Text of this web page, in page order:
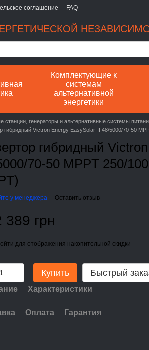
соглашение FAQ
Комплектующие к
системам
альтернативной
энергетики
станции, генераторы и альтернативные системы
гибридный Victron Energy EasySolar-II 48/5000/70-50
гибридный
70-50 MPPT 250/
у менеджера Оставить отзыв
389 грн
для отображения накопительной скидки
Купить Быстрый
Характеристики
Оплата Гарантия